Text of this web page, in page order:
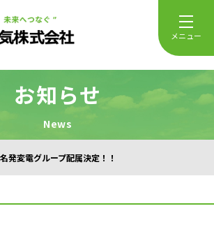
メニュー
お知らせ
News
発変電グループ配属決定！！